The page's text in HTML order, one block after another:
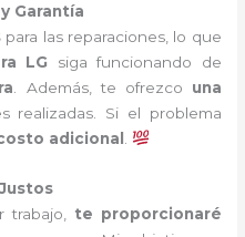
Garantía
para las reparaciones, lo que
LG siga funcionando de
. Además, te ofrezco una
realizadas. Si el problema
adicional
trabajo, te proporcionaré